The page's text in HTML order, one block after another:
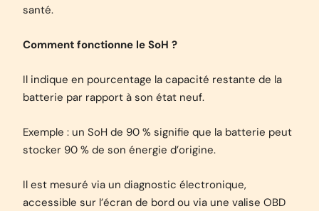
santé.
Comment fonctionne le SoH ?
Il indique en pourcentage la capacité restante de la
batterie par rapport à son état neuf.
Exemple : un SoH de 90 % signifie que la batterie peut
stocker 90 % de son énergie d’origine.
Il est mesuré via un diagnostic électronique,
accessible sur l’écran de bord ou via une valise OBD